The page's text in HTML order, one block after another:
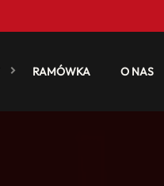
RAMÓWKA O NAS